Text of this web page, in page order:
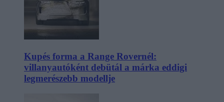
Kupés forma a Range Rovernél:
villanyautóként debütál a márka eddigi
legmerészebb modellje